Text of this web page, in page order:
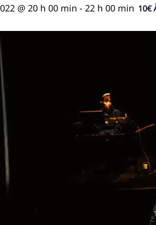
@ 20 h 00 min - 22 h 00 min 10€